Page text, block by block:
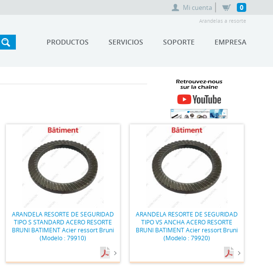
Mi cuenta 0
Arandelas a resorte
PRODUCTOS SERVICIOS SOPORTE EMPRESA
RETROUVEZ-NOUS SUR LA
CHAÎNE YOUTUBE MAURIN
FIXATION
ARANDELA RESORTE DE SEGURIDAD
TIPO S STANDARD ACERO RESORTE
BRUNI BATIMENT Acier ressort Bruni
(Modelo : 79910)
ARANDELA RESORTE DE SEGURIDAD
TIPO VS ANCHA ACERO RESORTE
BRUNI BATIMENT Acier ressort Bruni
(Modelo : 79920)